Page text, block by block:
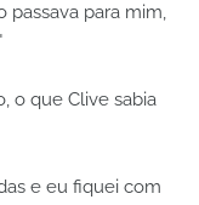
passava para mim,
o que Clive sabia
e eu fiquei com